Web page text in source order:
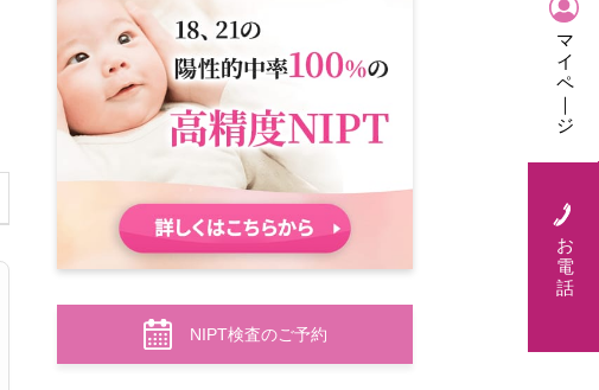
NIPT検査のご予約
マ
イ
ペ
｜
ジ
お
電
話